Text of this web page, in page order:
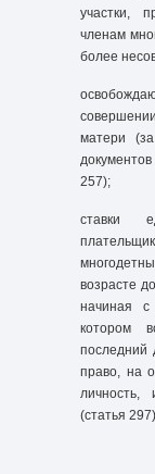
участки,
членам
более
совершении
матери (за
257);
ставки
возрасте
начиная
котором
последний
право, на
личность,
(статья